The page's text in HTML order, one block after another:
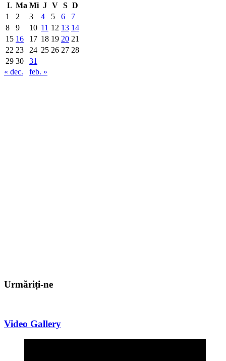
L Ma Mi J V S D
1
2 3 4 5 6
7
8
9 10 11 12 13 14
15 16 17 18 19 20 21
22 23 24 25 26 27 28
29 30
31
« dec.
feb. »
Urmăriți-ne
Video Gallery